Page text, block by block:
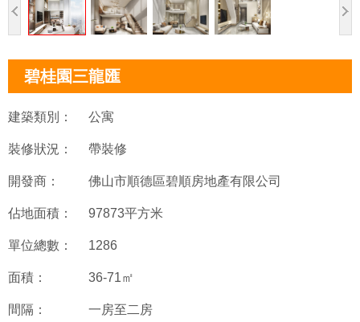
碧桂園三龍匯
建築類別： 公寓
裝修狀況： 帶裝修
開發商： 佛山市順德區碧順房地產有限公司
佔地面積： 97873平方米
單位總數： 1286
面積： 36-71㎡
間隔： 一房至二房